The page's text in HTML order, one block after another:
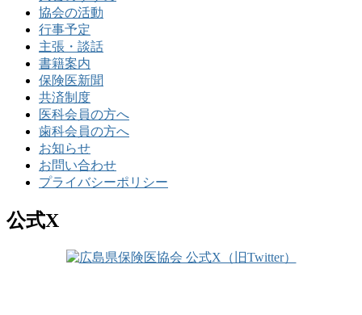
協会の活動
行事予定
主張・談話
書籍案内
保険医新聞
共済制度
医科会員の方へ
歯科会員の方へ
お知らせ
お問い合わせ
プライバシーポリシー
公式X